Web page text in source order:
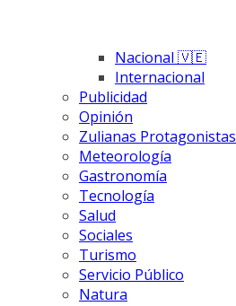
Nacional 🇻🇪
Internacional
Publicidad
Opinión
Zulianas Protagonistas
Meteorología
Gastronomía
Tecnología
Salud
Sociales
Turismo
Servicio Público
Natura